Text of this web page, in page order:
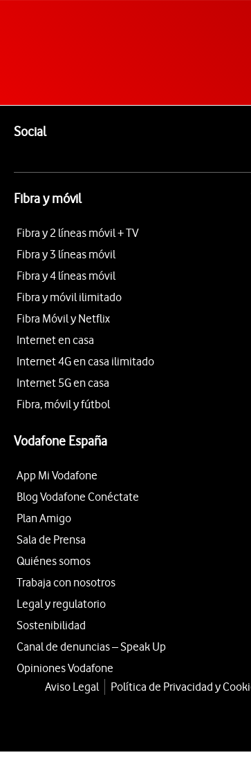
SocialEnlaces a las redes sociales de
Fibra y móvil
Fibra y 2 líneas móvil + TV
Fibra y 3 líneas móvil
Fibra y 4 líneas móvil
Fibra y móvil ilimitado
Fibra Móvil y Netflix
Internet en casa
Internet 4G en casa ilimitado
Internet 5G en casa
Fibra, móvil y fútbol
Vodafone España
App Mi Vodafone
Blog Vodafone Conéctate
Plan Amigo
Sala de Prensa
Quiénes somos
Trabaja con nosotros
Legal y regulatorio
Sostenibilidad
Canal de denuncias – Speak Up
Opiniones Vodafone
Aviso Legal Política de Privacidad y